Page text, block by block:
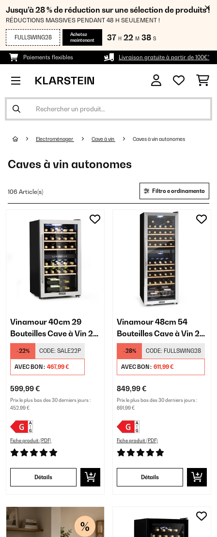
Jusqu’à 28 % de réduction sur une sélection de produits !
RÉDUCTIONS MASSIVES PENDANT 48 H SEULEMENT !
FULLSWING28
Achetez
maintenant
37 H 22 M 37 S
Paiements flexibles Livraison gratuite à partir de 100€*
Electroménager Cave à vin Caves à vin autonomes
Caves à vin autonomes
106 Article(s) Filtro e ordinamento
Vinamour 40cm 29
Bouteilles Cave à Vin 2
Zones Argent
-22% CODE: SALE22P
AVEC BON : 467,99 €
599,99 €
Prix le plus bas des 30 derniers jours :
452,99 €
Fiche produit (PDF)
Détails
Vinamour 48cm 54
Bouteilles Cave à Vin 2
Zones Argent
-28% CODE: FULLSWING28
AVEC BON : 611,99 €
849,99 €
Prix le plus bas des 30 derniers jours :
691,99 €
Fiche produit (PDF)
Détails